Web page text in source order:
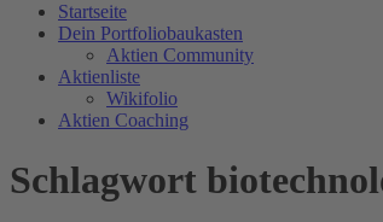
Startseite
Dein Portfoliobaukasten
Aktien Community
Aktienliste
Wikifolio
Aktien Coaching
Schlagwort